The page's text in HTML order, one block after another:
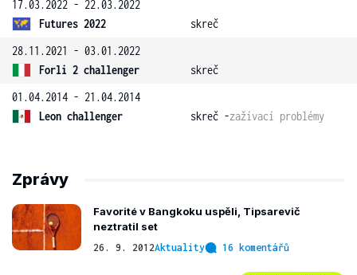
17.03.2022 - 22.03.2022
Futures 2022
skreč
28.11.2021 - 03.01.2022
Forli 2 challenger
skreč
01.04.2014 - 21.04.2014
Leon challenger
skreč -zažívací problémy
Zprávy
Favorité v Bangkoku uspěli, Tipsarevič
neztratil set
26. 9. 2012Aktuality 16 komentářů